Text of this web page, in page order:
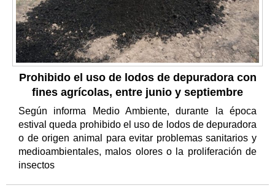
Prohibido el uso de lodos de depuradora con
fines agrícolas, entre junio y septiembre
Según informa Medio Ambiente, durante la época
estival queda prohibido el uso de lodos de depuradora
o de origen animal para evitar problemas sanitarios y
medioambientales, malos olores o la proliferación de
insectos